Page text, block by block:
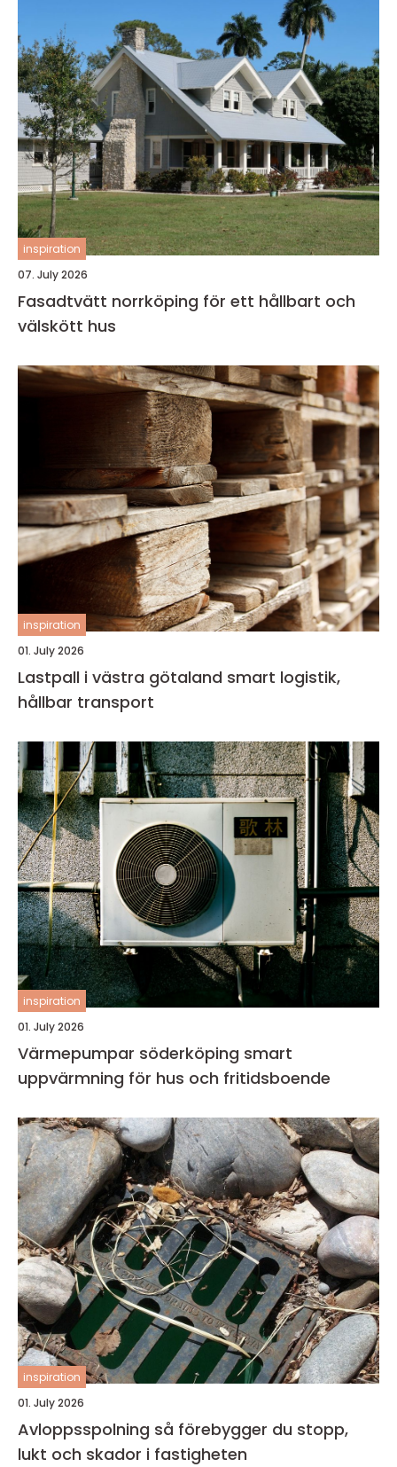
inspiration
07. July 2026
Fasadtvätt norrköping för ett hållbart och
välskött hus
inspiration
01. July 2026
Lastpall i västra götaland smart logistik,
hållbar transport
inspiration
01. July 2026
Värmepumpar söderköping smart
uppvärmning för hus och fritidsboende
inspiration
01. July 2026
Avloppsspolning så förebygger du stopp,
lukt och skador i fastigheten